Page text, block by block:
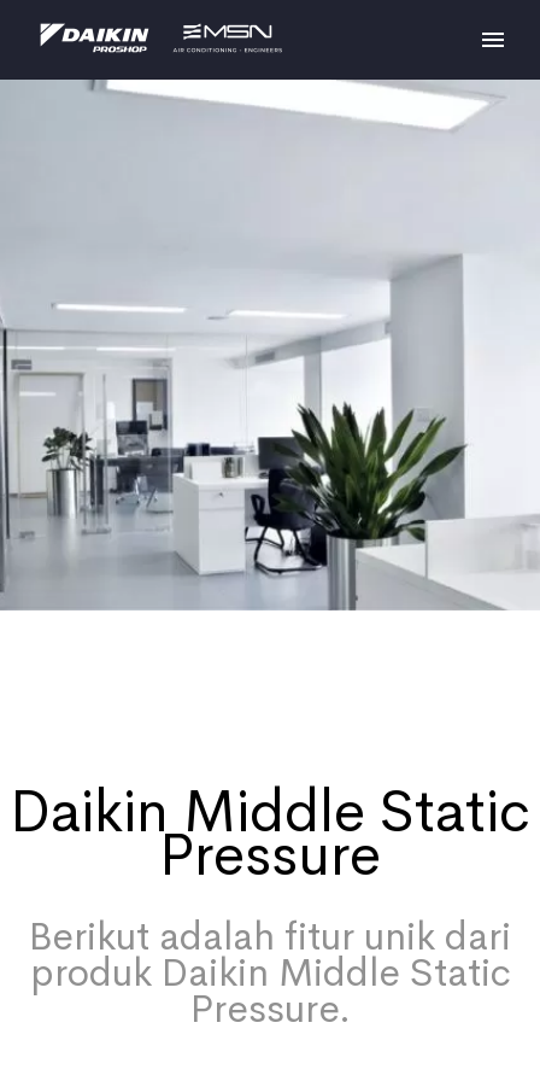
Daikin Middle Static
Pressure
Berikut adalah fitur unik dari
produk Daikin Middle Static
Pressure.